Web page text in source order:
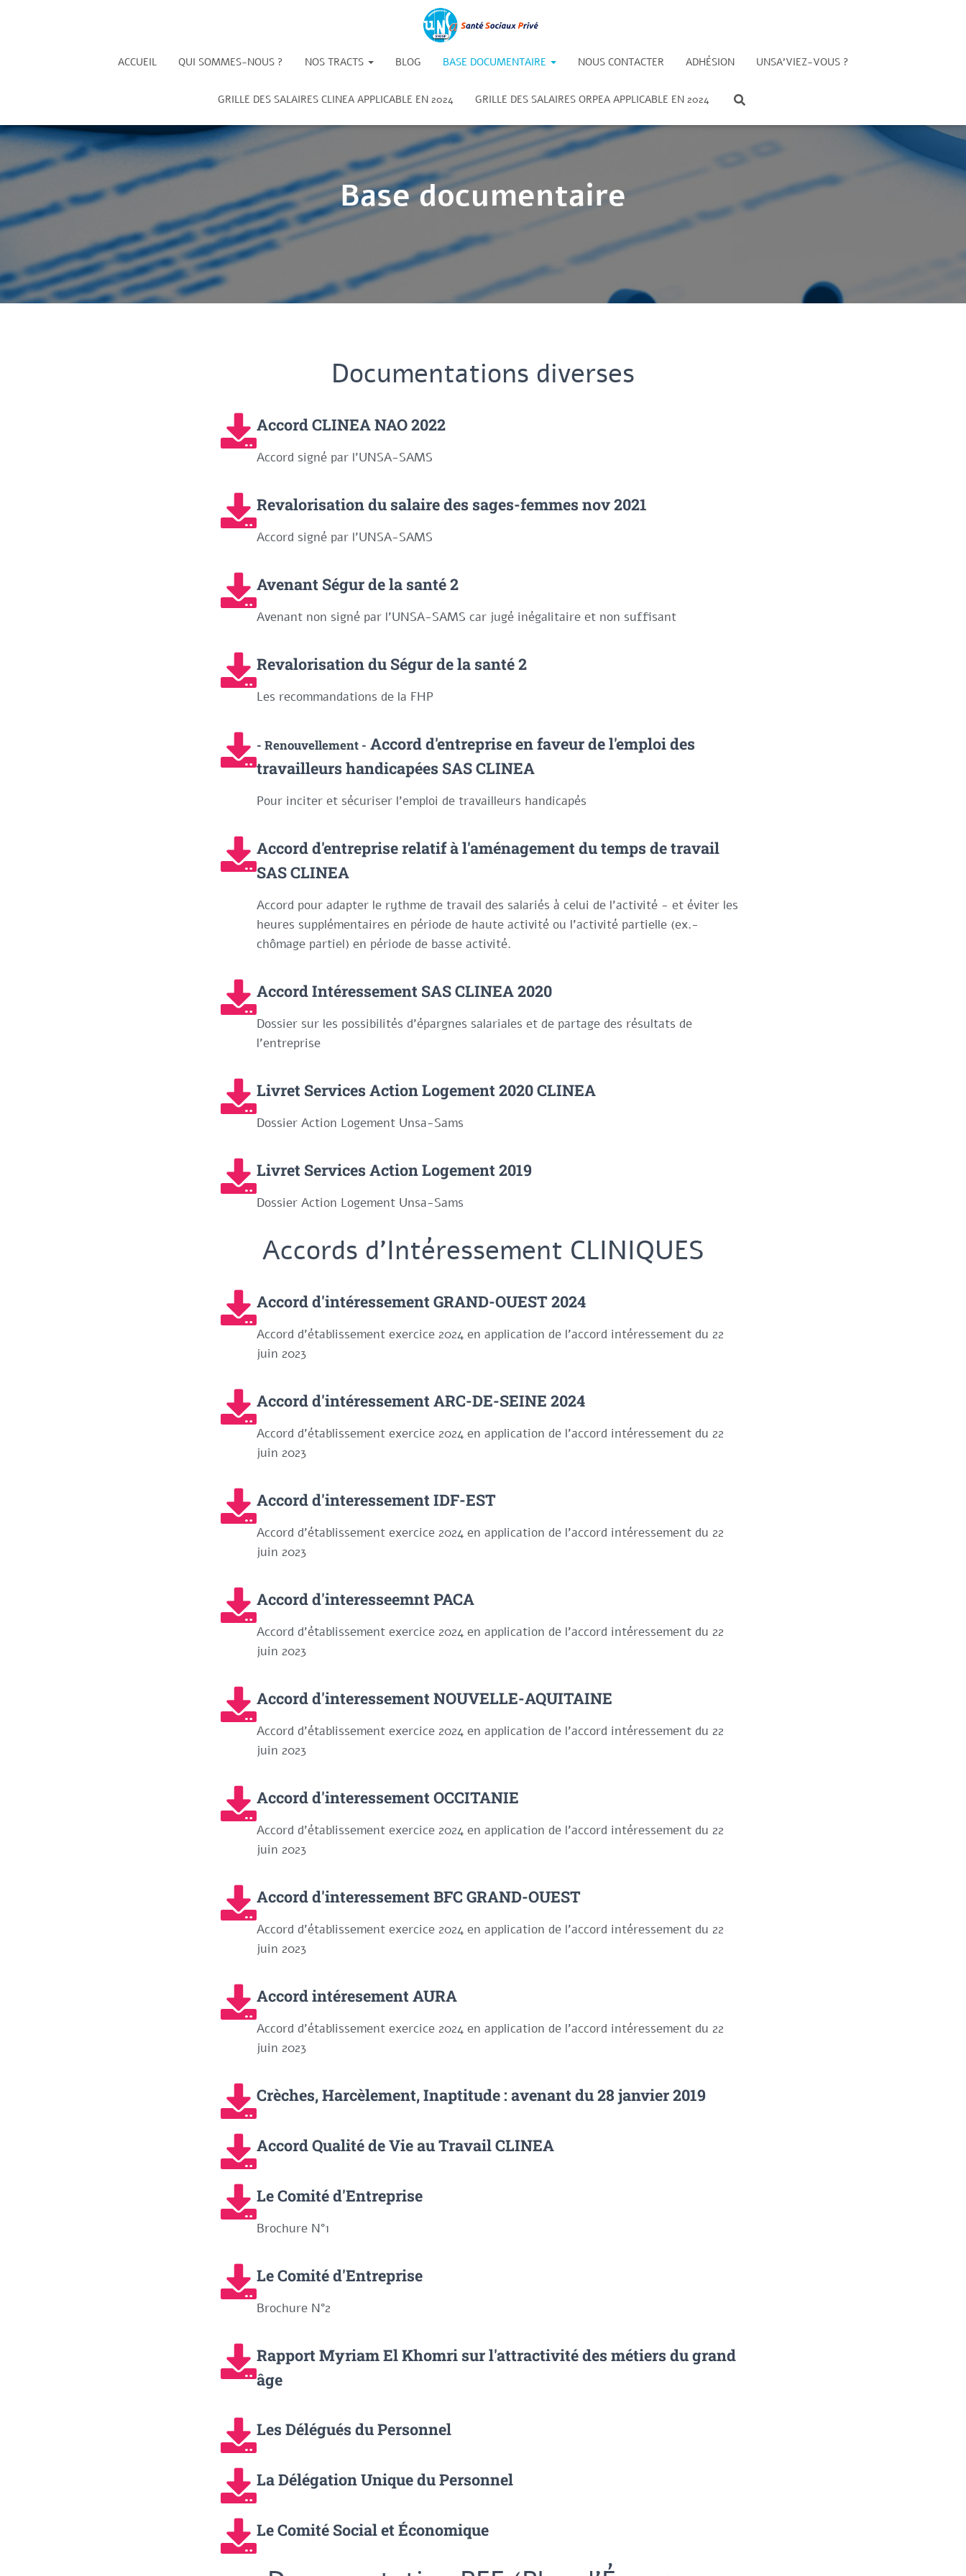
ACCUEIL QUI SOMMES-NOUS ? NOS TRACTS BLOG BASE DOCUMENTAIRE NOUS CONTACTER ADHÉSION UNSA’VIEZ-VOUS ?
GRILLE DES SALAIRES CLINEA APPLICABLE EN 2024 GRILLE DES SALAIRES ORPEA APPLICABLE EN 2024
Base documentaire
Documentations diverses
Accord CLINEA NAO 2022
Accord signé par l'UNSA-SAMS
Revalorisation du salaire des sages-femmes nov 2021
Accord signé par l'UNSA-SAMS
Avenant Ségur de la santé 2
Avenant non signé par l'UNSA-SAMS car jugé inégalitaire et non suffisant
Revalorisation du Ségur de la santé 2
Les recommandations de la FHP
- Renouvellement - Accord d'entreprise en faveur de l'emploi des
travailleurs handicapées SAS CLINEA
Pour inciter et sécuriser l'emploi de travailleurs handicapés
Accord d'entreprise relatif à l'aménagement du temps de travail
SAS CLINEA
Accord pour adapter le rythme de travail des salariés à celui de l’activité - et éviter les
heures supplémentaires en période de haute activité ou l’activité partielle (ex.-
chômage partiel) en période de basse activité.
Accord Intéressement SAS CLINEA 2020
Dossier sur les possibilités d'épargnes salariales et de partage des résultats de
l'entreprise
Livret Services Action Logement 2020 CLINEA
Dossier Action Logement Unsa-Sams
Livret Services Action Logement 2019
Dossier Action Logement Unsa-Sams
Accords d'Intéressement CLINIQUES
Accord d'intéressement GRAND-OUEST 2024
Accord d'établissement exercice 2024 en application de l'accord intéressement du 22
juin 2023​
Accord d'intéressement ARC-DE-SEINE 2024
Accord d'établissement exercice 2024 en application de l'accord intéressement du 22
juin 2023
Accord d'interessement IDF-EST
Accord d'établissement exercice 2024 en application de l'accord intéressement du 22
juin 2023
Accord d'interesseemnt PACA
Accord d'établissement exercice 2024 en application de l'accord intéressement du 22
juin 2023
Accord d'interessement NOUVELLE-AQUITAINE
Accord d'établissement exercice 2024 en application de l'accord intéressement du 22
juin 2023
Accord d'interessement OCCITANIE
Accord d'établissement exercice 2024 en application de l'accord intéressement du 22
juin 2023
Accord d'interessement BFC GRAND-OUEST
Accord d'établissement exercice 2024 en application de l'accord intéressement du 22
juin 2023
Accord intéresement AURA
Accord d'établissement exercice 2024 en application de l'accord intéressement du 22
juin 2023
Crèches, Harcèlement, Inaptitude : avenant du 28 janvier 2019
Accord Qualité de Vie au Travail CLINEA
Le Comité d'Entreprise
Brochure N°1
Le Comité d'Entreprise
Brochure N°2
Rapport Myriam El Khomri sur l'attractivité des métiers du grand
âge
Les Délégués du Personnel
La Délégation Unique du Personnel
Le Comité Social et Économique